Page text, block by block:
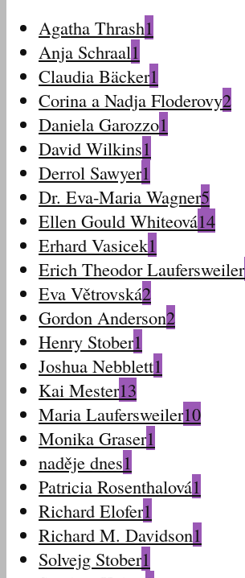
Agatha Thrash1
Anja Schraal1
Claudia Bäcker1
Corina a Nadja Floderovy2
Daniela Garozzo1
David Wilkins1
Derrol Sawyer1
Dr. Eva-Maria Wagner5
Ellen Gould Whiteová14
Erhard Vasicek1
Erich Theodor Laufersweiler
Eva Větrovská2
Gordon Anderson2
Henry Stober1
Joshua Nebblett1
Kai Mester13
Maria Laufersweiler10
Monika Graser1
naděje dnes1
Patricia Rosenthalová1
Richard Elofer1
Richard M. Davidson1
Solvejg Stober1